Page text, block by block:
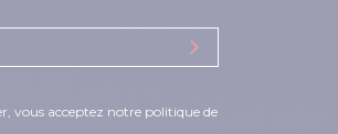
vous acceptez notre politique de